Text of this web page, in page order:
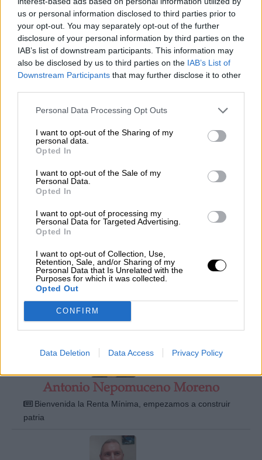
us or personal information disclosed to third parties prior to
your opt-out. You may separately opt-out of the further
disclosure of your personal information by third parties on the
IAB’s list of downstream participants. This information may
also be disclosed by us to third parties on the IAB’s List of
Downstream Participants that may further disclose it to other
Personal Data Processing Opt Outs
I want to opt-out of the Sharing of my
personal data.
Opted In
I want to opt-out of the Sale of my
Personal Data.
Opted In
I want to opt-out of processing my
Personal Data for Targeted Advertising.
Opted In
I want to opt-out of Collection, Use,
Retention, Sale, and/or Sharing of my
Personal Data that Is Unrelated with the
Purposes for which it was collected.
Opted Out
CONFIRM
Data Deletion Data Access Privacy Policy
"Los poderes públicos deberían asignar muchos más
recursos al arte y la cultura de lo que hacen ahora"
Depende de nosotros
13 días
Cambio climático y ciencia
Antonio Nepomuceno Moreno
Bienvenida la Renta Mínima, empezamos a construir
patria